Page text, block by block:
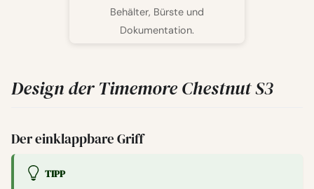
Behälter, Bürste und
Dokumentation.
Design der Timemore Chestnut S3
Der einklappbare Griff
TIPP